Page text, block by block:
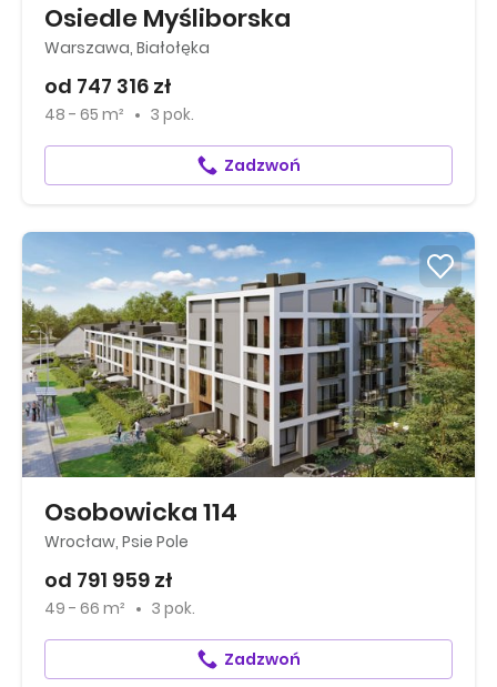
Osiedle Myśliborska
Warszawa, Białołęka
od 747 316 zł
48 - 65 m² 3 pok.
Zadzwoń
Osobowicka 114
Wrocław, Psie Pole
od 791 959 zł
49 - 66 m² 3 pok.
Zadzwoń